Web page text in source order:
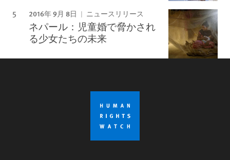
2016年 9月 8日 ニュースリリース
ネパール：児童婚で脅かされ
る少女たちの未来